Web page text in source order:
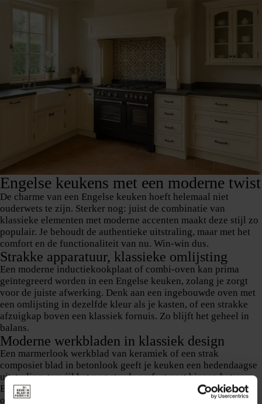
Engelse keukens met een moderne twist
De charme van een Engelse keuken hoeft helemaal niet
ouderwets te zijn. Sterker nog: juist de combinatie van
klassieke elementen met moderne accenten maakt deze stijl zo
populair. Je behoudt de authentieke uitstraling, maar met het
comfort en de functionaliteit van nu. Win-win dus.
Strakke apparatuur, klassieke omlijsting
Een moderne inductiekookplaat of combi-oven kan prima
geïntegreerd worden in een Engelse keuken, zolang je zorgt
voor de juiste afwerking. Denk aan een ingebouwde oven met
een omlijsting in dezelfde kleur als je kasten, of een strakke
afzuigkap boven een klassiek fornuis. Zo blijft het geheel in
balans.
Moderne werkbladen in klassiek design
Een marmerlook werkblad van keramiek of een strak
composiet blad in betonlook geeft je keuken een hedendaagse
uitstraling, terwijl het nog steeds perfect past binnen het
Engelse plaatje. Deze materialen zijn bovendien
onderhoudsvriendelijk en duurzaam – iets waar de klassieke